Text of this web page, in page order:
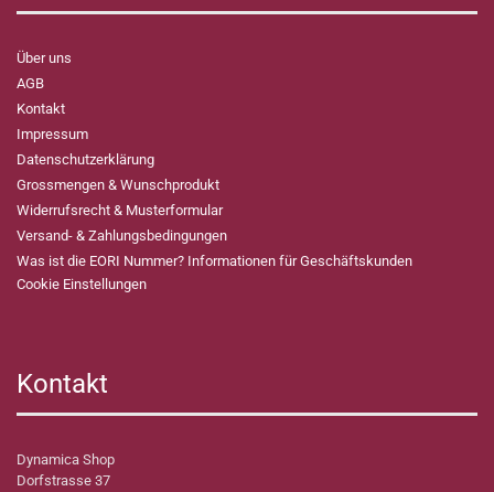
Über uns
AGB
Kontakt
Impressum
Datenschutzerklärung
Grossmengen & Wunschprodukt
Widerrufsrecht & Musterformular
Versand- & Zahlungsbedingungen
Was ist die EORI Nummer? Informationen für Geschäftskunden
Cookie Einstellungen
Kontakt
Dynamica Shop
Dorfstrasse 37